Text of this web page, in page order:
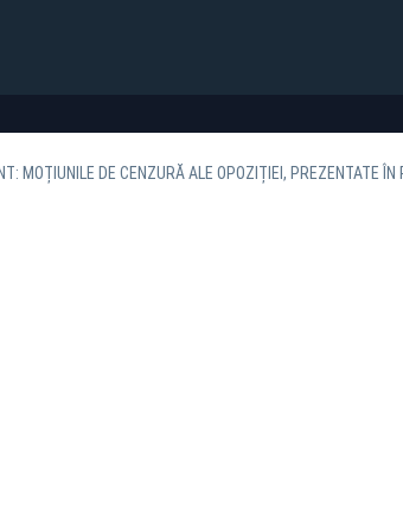
MOȚIUNILE DE CENZURĂ ALE OPOZIȚIEI, PREZENTATE ÎN